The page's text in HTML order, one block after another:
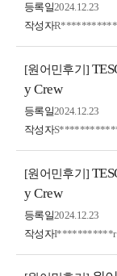
등록일2024.12.23
작성자
[원어민후기]
y Crew
등록일2024.12.23
작성자
[원어민후기]
y Crew
등록일2024.12.23
작성자I***********r